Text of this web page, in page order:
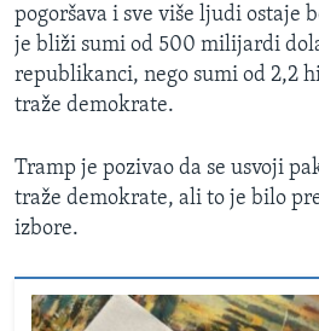
pogoršava i sve više ljudi ostaje
je bliži sumi od 500 milijardi
republikanci, nego sumi od 2,2
traže demokrate.
Tramp je pozivao da se usvoji
traže demokrate, ali to je bilo
izbore.